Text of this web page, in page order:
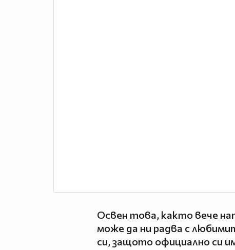
Освен това, както вече
може да ни радва с
си, защото официално си